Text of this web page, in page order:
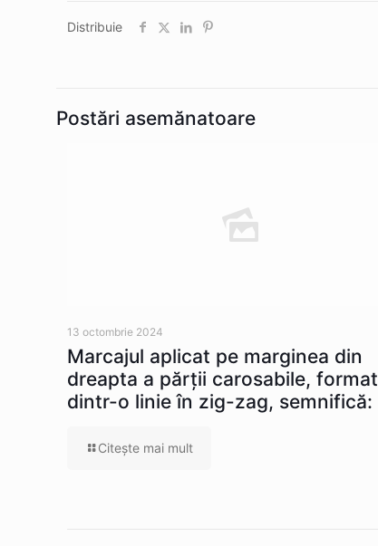
Distribuie
Postări asemănatoare
13 octombrie 2024
Marcajul aplicat pe marginea din
dreapta a părţii carosabile, format
dintr-o linie în zig-zag, semnifică:
Citeşte mai mult